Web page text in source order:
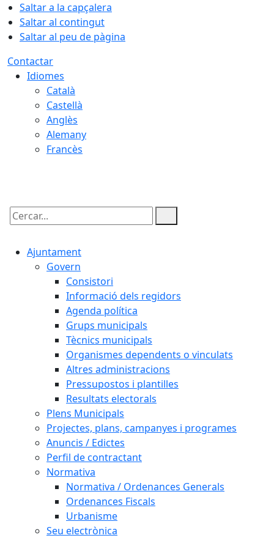
Saltar a la capçalera
Saltar al contingut
Saltar al peu de pàgina
Contactar
Idiomes
Català
Castellà
Anglès
Alemany
Francès
Cercar:
Ajuntament
Govern
Consistori
Informació dels regidors
Agenda política
Grups municipals
Tècnics municipals
Organismes dependents o vinculats
Altres administracions
Pressupostos i plantilles
Resultats electorals
Plens Municipals
Projectes, plans, campanyes i programes
Anuncis / Edictes
Perfil de contractant
Normativa
Normativa / Ordenances Generals
Ordenances Fiscals
Urbanisme
Seu electrònica